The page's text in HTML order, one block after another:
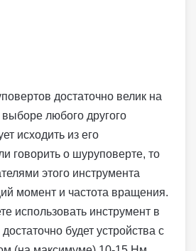
достаточно велик на
любого другого
исходить из его
говорить о шуруповерте, то
этого инструмента
момент и частота вращения.
использовать инструмент в
будет устройства с